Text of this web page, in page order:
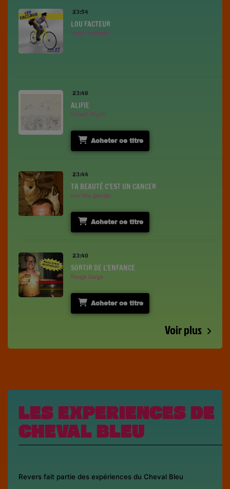
23:54
LOU FACTEUR
Rocky Controlo
23:48
ALIFIE
Robert Wyatt
Acheter ce titre
23:44
TA BEAUTÉ C'EST UN CANCER
noir boy george
Acheter ce titre
23:40
SORTIR DE L'ENFANCE
Rouge Gorge
Acheter ce titre
Voir plus
LES EXPERIENCES DE
CHEVAL BLEU
Revers fait partie des expériences du Cheval Bleu